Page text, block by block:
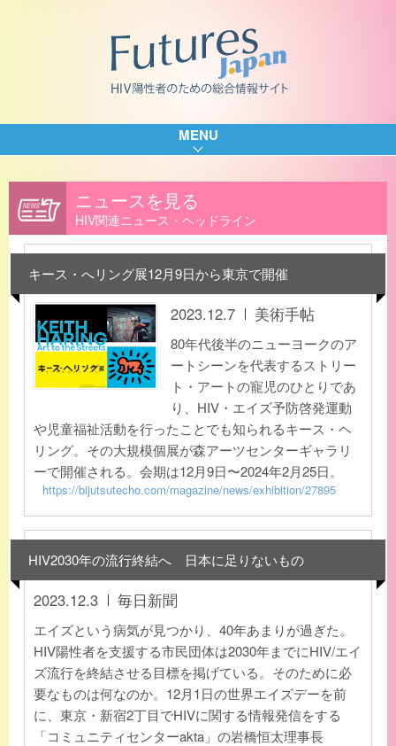
MENU
ニュースを見る
HIV関連ニュース・ヘッドライン
キース・へリング展12月9日から東京で開催
2023.12.7 美術手帖
80年代後半のニューヨークのア
ートシーンを代表するストリー
ト・アートの寵児のひとりであ
り、HIV・エイズ予防啓発運動
や児童福祉活動を行ったことでも知られるキース・ヘ
リング。その大規模個展が森アーツセンターギャラリ
ーで開催される。会期は12月9日〜2024年2月25日。
https://bijutsutecho.com/magazine/news/exhibition/27895
HIV2030年の流行終結へ 日本に足りないもの
2023.12.3 毎日新聞
エイズという病気が見つかり、40年あまりが過ぎた。
HIV陽性者を支援する市民団体は2030年までにHIV/エイ
ズ流行を終結させる目標を掲げている。そのために必
要なものは何なのか。12月1日の世界エイズデーを前
に、東京・新宿2丁目でHIVに関する情報発信をする
「コミュニティセンターakta」の岩橋恒太理事長